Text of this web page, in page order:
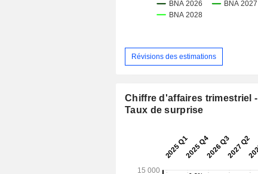
Révisions des estimations
Chiffre d'affaires trimestriel -
Taux de surprise